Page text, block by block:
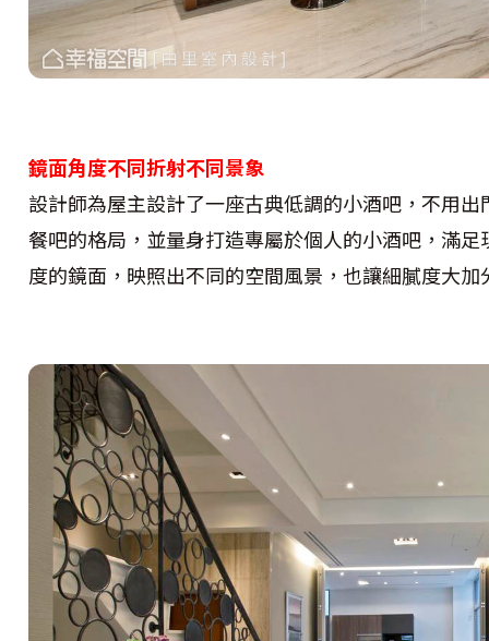
鏡面角度不同折射不同景象
設計師為屋主設計了一座古典低調的小酒吧，不用
餐吧的格局，並量身打造專屬於個人的小酒吧，滿
度的鏡面，映照出不同的空間風景，也讓細膩度大加